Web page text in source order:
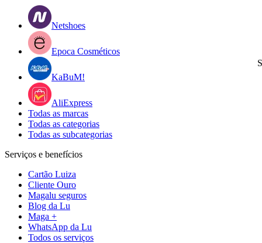
Netshoes
Epoca Cosméticos
KaBuM!
AliExpress
Todas as marcas
Todas as categorias
Todas as subcategorias
Serviços e benefícios
Cartão Luiza
Cliente Ouro
Magalu seguros
Blog da Lu
Maga +
WhatsApp da Lu
Todos os serviços